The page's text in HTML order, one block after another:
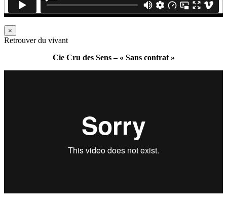
×
Retrouver du vivant
Cie Cru des Sens – « Sans contrat »